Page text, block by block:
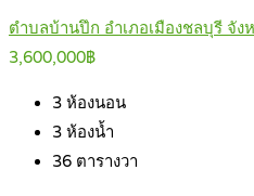
ตำบลบ้านปึก อำเภอเมืองชลบุรี จัง
3,600,000฿
3 ห้องนอน
3 ห้องน้ำ
36 ตารางวา